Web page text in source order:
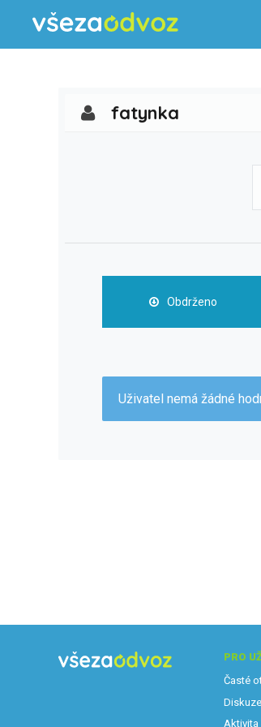
fatynka
Obdrženo
Uživatel nemá žádné
PRO
Časté
Diskuze
Aktivita